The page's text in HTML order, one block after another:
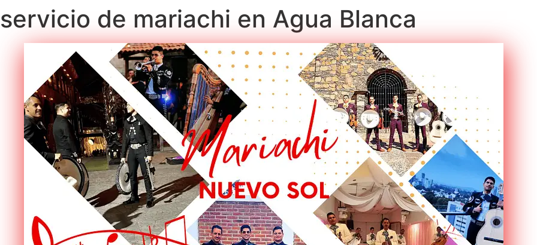
servicio de mariachi en Agua Blanca